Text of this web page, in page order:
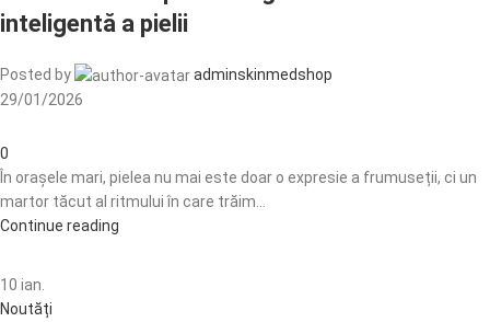
inteligentă a pielii
Posted by
adminskinmedshop
29/01/2026
0
În orașele mari, pielea nu mai este doar o expresie a frumuseții, ci un
martor tăcut al ritmului în care trăim...
Continue reading
10 ian.
Noutăți